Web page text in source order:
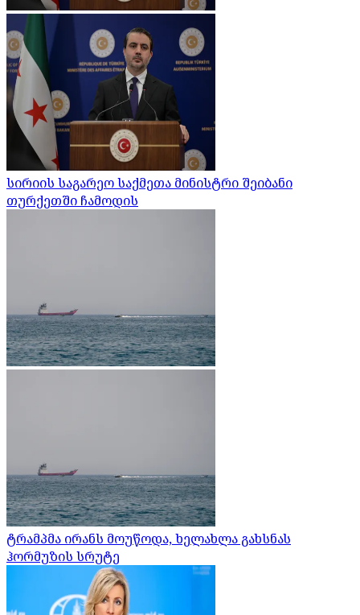
სირიის საგარეო საქმეთა მინისტრი შეიბანი
თურქეთში ჩამოდის
ტრამპმა ირანს მოუწოდა, ხელახლა გახსნას
ჰორმუზის სრუტე